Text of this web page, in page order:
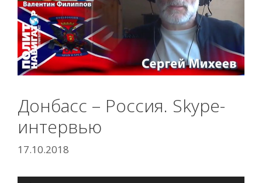
Донбасс – Россия. Skype-
интервью
17.10.2018